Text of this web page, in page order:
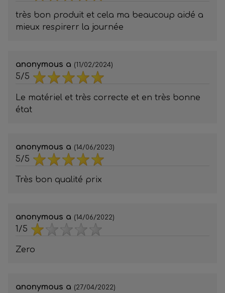
très bon produit et cela ma beaucoup aidé a
mieux respirerr la journée
anonymous a (11/02/2024)
5/5
Le matériel et très correcte et en très bonne
état
anonymous a (14/06/2023)
5/5
Très bon qualité prix
anonymous a (14/06/2022)
1/5
Zero
anonymous a (27/04/2022)